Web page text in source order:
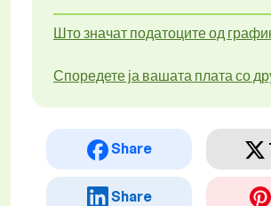
Што значат податоците од
Споредете ја вашата плата со
Share
Share